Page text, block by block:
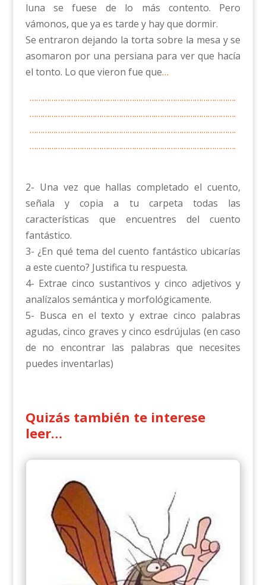
luna se fuese de lo más contento. Pero
vámonos, que ya es tarde y hay que dormir.
Se entraron dejando la torta sobre la mesa y se
asomaron por una persiana para ver que hacía
el tonto. Lo que vieron fue que…
………………………………………………….……………………………….
………………………………………………….……………………………….
………………………………………………….……………………………….
………………………………………………….……………………………….
2- Una vez que hallas completado el cuento,
señala y copia a tu carpeta todas las
características que encuentres del cuento
fantástico.
3- ¿En qué tema del cuento fantástico ubicarías
a este cuento? Justifica tu respuesta.
4- Extrae cinco sustantivos y cinco adjetivos y
analízalos semántica y morfológicamente.
5- Busca en el texto y extrae cinco palabras
agudas, cinco graves y cinco esdrújulas (en caso
de no encontrar las palabras que necesites
puedes inventarlas)
Quizás también te interese
leer…